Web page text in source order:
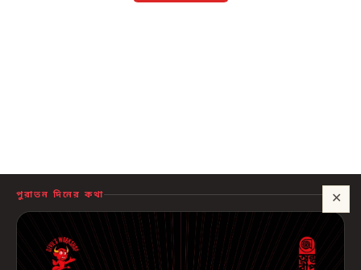
✕
পুরাতন দিনের কথা